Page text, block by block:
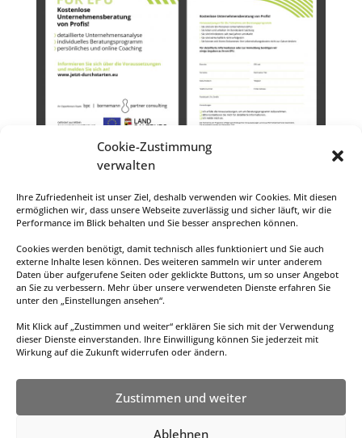
Cookie-Zustimmung
verwalten
Ihre Zufriedenheit ist unser Ziel, deshalb verwenden wir Cookies. Mit diesen
ermöglichen wir, dass unsere Webseite zuverlässig und sicher läuft, wir die
Performance im Blick behalten und Sie besser ansprechen können.
Cookies werden benötigt, damit technisch alles funktioniert und Sie auch
externe Inhalte lesen können. Des weiteren sammeln wir unter anderem
Daten über aufgerufene Seiten oder geklickte Buttons, um so unser Angebot
an Sie zu verbessern. Mehr über unsere verwendeten Dienste erfahren Sie
unter den „Einstellungen ansehen“.
Mit Klick auf „Zustimmen und weiter“ erklären Sie sich mit der Verwendung
dieser Dienste einverstanden. Ihre Einwilligung können Sie jederzeit mit
Wirkung auf die Zukunft widerrufen oder ändern.
Zustimmen und weiter
Ablehnen
Datenschutzerklärung